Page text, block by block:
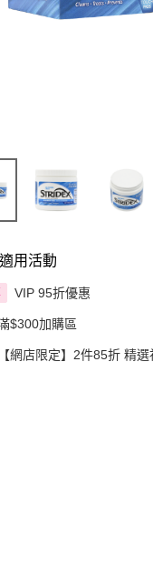
用活動
VIP 95折優惠
$300加購區
【網店限定】2件85折 精